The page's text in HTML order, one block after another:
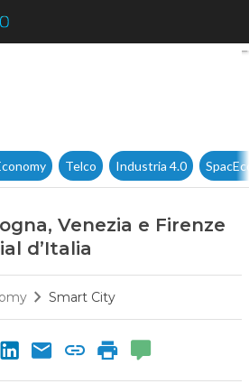
Smart city: Bologna, Venezia
Telco Industria 4.0
Venezia e Firenze
d’Italia
Smart City